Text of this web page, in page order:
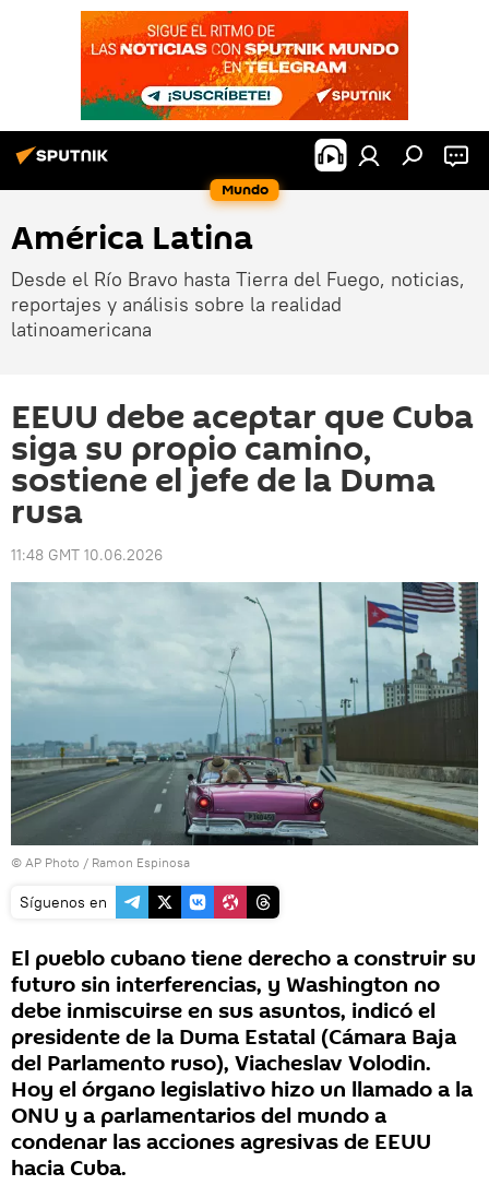
Mundo
América Latina
Desde el Río Bravo hasta Tierra del Fuego, noticias,
reportajes y análisis sobre la realidad
latinoamericana
EEUU debe aceptar que Cuba
siga su propio camino,
sostiene el jefe de la Duma
rusa
11:48 GMT 10.06.2026
© AP Photo / Ramon Espinosa
Síguenos en
El pueblo cubano tiene derecho a construir su
futuro sin interferencias, y Washington no
debe inmiscuirse en sus asuntos, indicó el
presidente de la Duma Estatal (Cámara Baja
del Parlamento ruso), Viacheslav Volodin.
Hoy el órgano legislativo hizo un llamado a la
ONU y a parlamentarios del mundo a
condenar las acciones agresivas de EEUU
hacia Cuba.